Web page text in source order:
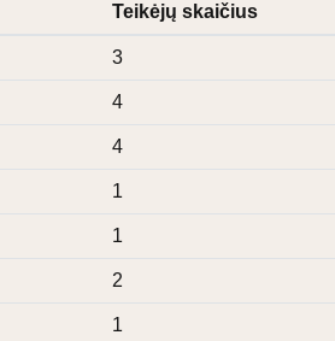
Teikėjų skaičius
3
4
4
1
1
2
1